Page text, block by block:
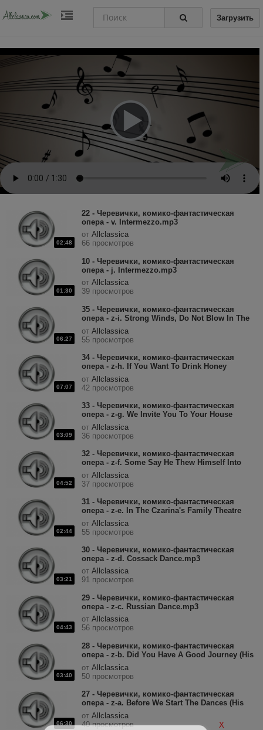
Загрузить
02:48
22 - Черевички, комико-фантастическая
опера - v. Intermezzo.mp3
от Allclassica
66 просмотров
01:30
10 - Черевички, комико-фантастическая
опера - j. Intermezzo.mp3
от Allclassica
39 просмотров
06:27
35 - Черевички, комико-фантастическая
опера - z-i. Strong Winds, Do Not Blow In The
Thick Woods (Chorus).mp3
от Allclassica
55 просмотров
07:07
34 - Черевички, комико-фантастическая
опера - z-h. If You Want To Drink Honey
(Chorus).mp3
от Allclassica
42 просмотров
03:09
33 - Черевички, комико-фантастическая
опера - z-g. We Invite You To Your House
(Chorus of Women).mp3
от Allclassica
36 просмотров
04:52
32 - Черевички, комико-фантастическая
опера - z-f. Some Say He Thew Himself Into
The River (Solocha).mp3
от Allclassica
37 просмотров
02:44
31 - Черевички, комико-фантастическая
опера - z-e. In The Czarina's Family Theatre
(Master Of Ceremonies).mp3
от Allclassica
55 просмотров
03:21
30 - Черевички, комико-фантастическая
опера - z-d. Cossack Dance.mp3
от Allclassica
91 просмотров
04:43
29 - Черевички, комико-фантастическая
опера - z-c. Russian Dance.mp3
от Allclassica
56 просмотров
03:40
28 - Черевички, комико-фантастическая
опера - z-b. Did You Have A Good Journey (His
Serene Highness).mp3
от Allclassica
50 просмотров
06:30
27 - Черевички, комико-фантастическая
опера - z-a. Before We Start The Dances (His
Serene Highness).mp3
от Allclassica
40 просмотров
X